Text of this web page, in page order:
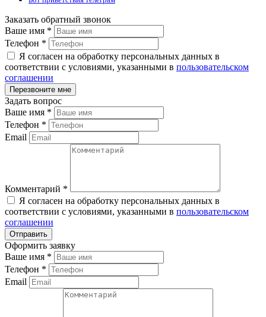
Заказать обратный звонок
Ваше имя *
Телефон *
Я согласен на обработку персональных данных в
соответствии с условиями, указанными в пользовательском
соглашении
Задать вопрос
Ваше имя *
Телефон *
Email
Комментарий *
Я согласен на обработку персональных данных в
соответствии с условиями, указанными в пользовательском
соглашении
Оформить заявку
Ваше имя *
Телефон *
Email